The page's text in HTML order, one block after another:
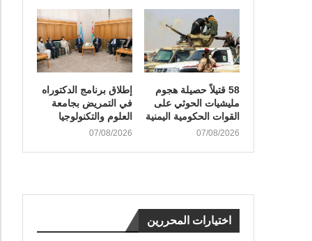
58 قتيلاً حصيلة هجوم
مليشيات الحوثي على
القوات الحكومية اليمنية
07/08/2026
إطلاق برنامج الدكتوراه
في التمريض بجامعة
العلوم والتكنولوجيا
07/08/2026
اختيارات المحررين